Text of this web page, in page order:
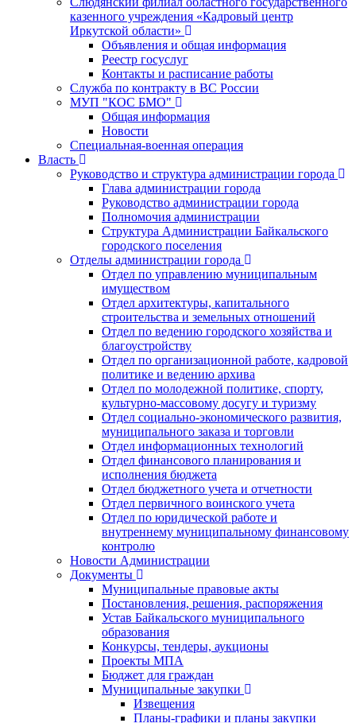
казенного учреждения «Кадровый центр
Иркутской области»
Объявления и общая информация
Реестр госуслуг
Контакты и расписание работы
Служба по контракту в ВС России
МУП "КОС БМО"
Общая информация
Новости
Специальная-военная операция
Власть
Руководство и структура администрации города
Глава администрации города
Руководство администрации города
Полномочия администрации
Структура Администрации Байкальского
городского поселения
Отделы администрации города
Отдел по управлению муниципальным
имуществом
Отдел архитектуры, капитального
строительства и земельных отношений
Отдел по ведению городского хозяйства и
благоустройству
Отдел по организационной работе, кадровой
политике и ведению архива
Отдел по молодежной политике, спорту,
культурно-массовому досугу и туризму
Отдел социально-экономического развития,
муниципального заказа и торговли
Отдел информационных технологий
Отдел финансового планирования и
исполнения бюджета
Отдел бюджетного учета и отчетности
Отдел первичного воинского учета
Отдел по юридической работе и
внутреннему муниципальному финансовому
контролю
Новости Администрации
Документы
Муниципальные правовые акты
Постановления, решения, распоряжения
Устав Байкальского муниципального
образования
Конкурсы, тендеры, аукционы
Проекты МПА
Бюджет для граждан
Муниципальные закупки
Извещения
Планы-графики и планы закупки